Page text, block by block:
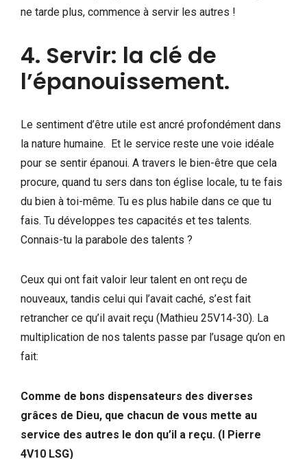
ne tarde plus, commence à servir les autres !
4. Servir: la clé de
l’épanouissement.
Le sentiment d’être utile est ancré profondément dans
la nature humaine. Et le service reste une voie idéale
pour se sentir épanoui. A travers le bien-être que cela
procure, quand tu sers dans ton église locale, tu te fais
du bien à toi-même. Tu es plus habile dans ce que tu
fais. Tu développes tes capacités et tes talents.
Connais-tu la parabole des talents ?
Ceux qui ont fait valoir leur talent en ont reçu de
nouveaux, tandis celui qui l’avait caché, s’est fait
retrancher ce qu’il avait reçu (Mathieu 25V14-30). La
multiplication de nos talents passe par l’usage qu’on en
fait:
Comme de bons dispensateurs des diverses
grâces de Dieu, que chacun de vous mette au
service des autres le don qu’il a reçu. (I Pierre
4V10 LSG)